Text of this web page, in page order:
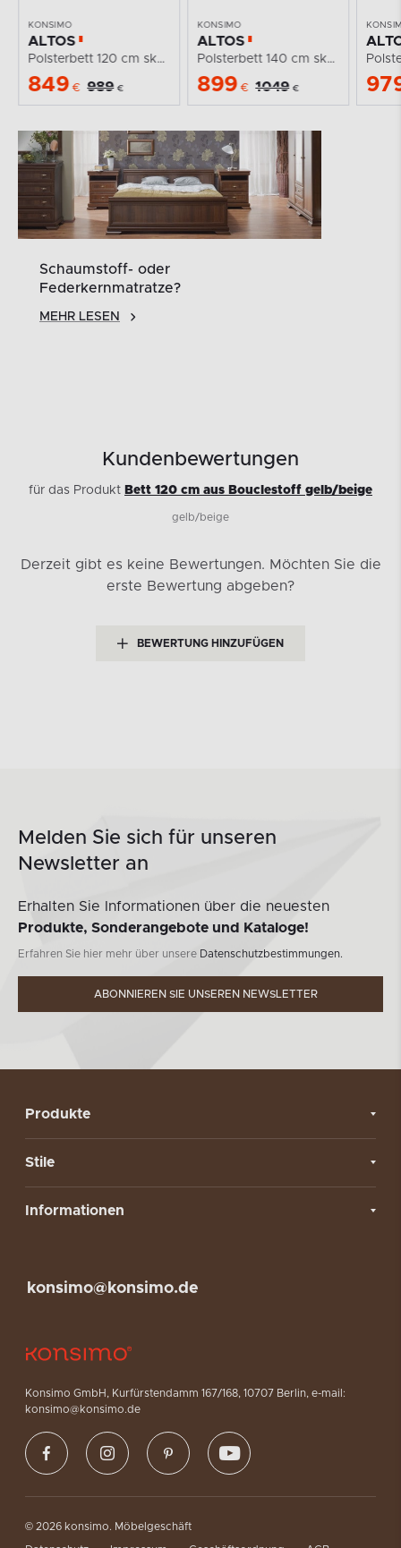
KONSIMO
ALTOS
Polsterbett 140 cm skandinavischer Stil hellgrau
899 € 1049 €
KONSIMO
ALTOS
Polsterbett 160 cm skandinavischer Stil gelb/beige
979 € 1149 €
Schaumstoff- oder
Federkernmatratze?
MEHR LESEN
Kundenbewertungen
für das Produkt Bett 120 cm aus Bouclestoff gelb/beige
gelb/beige
Derzeit gibt es keine Bewertungen. Möchten Sie die
erste Bewertung abgeben?
BEWERTUNG HINZUFÜGEN
Melden Sie sich für unseren
Newsletter an
Erhalten Sie Informationen über die neuesten
Produkte, Sonderangebote und Kataloge!
Erfahren Sie hier mehr über unsere Datenschutzbestimmungen.
ABONNIEREN SIE UNSEREN NEWSLETTER
Produkte
Stile
Informationen
Konsimo GmbH, Kurfürstendamm 167/168, 10707 Berlin, e-mail:
konsimo@konsimo.de
konsimo@konsimo.de
© 2026 konsimo. Möbelgeschäft